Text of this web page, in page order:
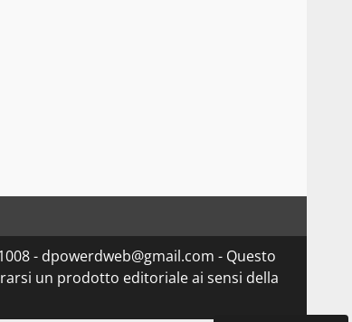
- dpowerdweb@gmail.com - Questo
un prodotto editoriale ai sensi della